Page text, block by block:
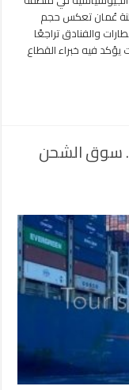
عُمان تعكس حجم
والفنادق تراجعًا
من عام 2026، في وقت يؤكد فيه خبراء القطاع
.. سوق الشحن